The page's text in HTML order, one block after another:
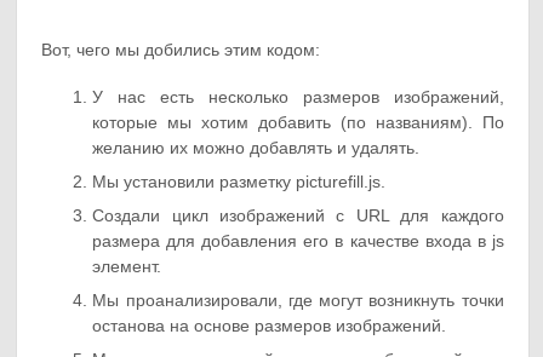
Вот, чего мы добились этим кодом:
У нас есть несколько размеров изображений,
которые мы хотим добавить (по названиям). По
желанию их можно добавлять и удалять.
Мы установили разметку picturefill.js.
Создали цикл изображений с URL для каждого
размера для добавления его в качестве входа в js
элемент.
Мы проанализировали, где могут возникнуть точки
останова на основе размеров изображений.